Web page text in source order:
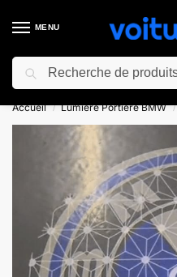
MENU
⚡ 10% de réduction pour les
Accueil / Lumiere Portiere BMW /